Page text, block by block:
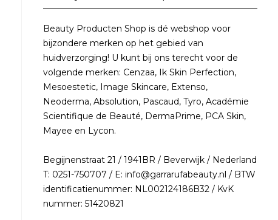
Beauty Producten Shop is dé webshop voor
bijzondere merken op het gebied van
huidverzorging! U kunt bij ons terecht voor de
volgende merken: Cenzaa, Ik Skin Perfection,
Mesoestetic, Image Skincare, Extenso,
Neoderma, Absolution, Pascaud, Tyro, Académie
Scientifique de Beauté, DermaPrime, PCA Skin,
Mayee en Lycon.
Begijnenstraat 21 / 1941BR / Beverwijk / Nederland
T: 0251-750707 / E: info@garrarufabeauty.nl / BTW
identificatienummer: NL002124186B32 / KvK
nummer: 51420821